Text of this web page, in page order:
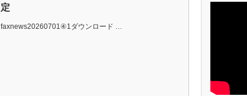
定
faxnews20260701④1ダウンロード …